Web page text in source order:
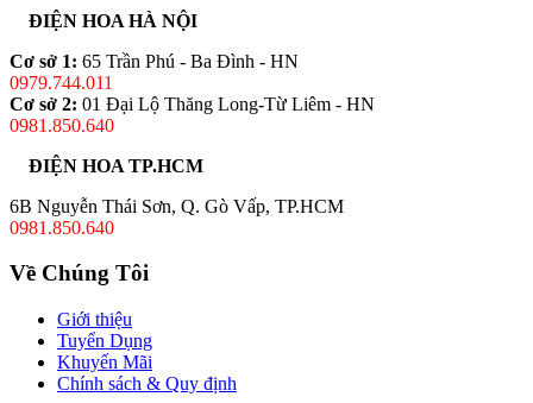
ĐIỆN HOA HÀ NỘI
Cơ sở 1: 65 Trần Phú - Ba Đình - HN
0979.744.011
Cơ sở 2: 01 Đại Lộ Thăng Long-Từ Liêm - HN
0981.850.640
ĐIỆN HOA TP.HCM
6B Nguyễn Thái Sơn, Q. Gò Vấp, TP.HCM
0981.850.640
Về Chúng Tôi
Giới thiệu
Tuyển Dụng
Khuyến Mãi
Chính sách & Quy định